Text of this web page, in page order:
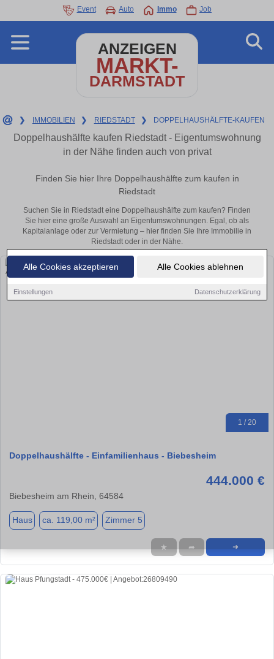
Alle Cookies akzeptieren Alle Cookies ablehnen
Einstellungen Datenschutzerklärung
Event Auto Immo Job
ANZEIGEN
MARKT-
DARMSTADT
❯ IMMOBILIEN ❯ RIEDSTADT ❯ DOPPELHAUSHÄLFTE-KAUFEN
Doppelhaushälfte kaufen Riedstadt - Eigentumswohnung
in der Nähe finden auch von privat
Finden Sie hier Ihre Doppelhaushälfte zum kaufen in
Riedstadt
Suchen Sie in Riedstadt eine Doppelhaushälfte zum kaufen? Finden
Sie hier eine große Auswahl an Eigentumswohnungen. Egal, ob als
Kapitalanlage oder zur Vermietung – hier finden Sie Ihre Immobilie in
Riedstadt oder in der Nähe.
1 / 20
Doppelhaushälfte - Einfamilienhaus - Biebesheim
444.000 €
Biebesheim am Rhein, 64584
Haus ca. 119,00 m² Zimmer 5
★ ➦ ➜